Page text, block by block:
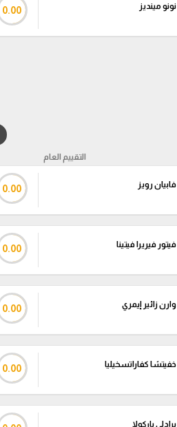
نونو مينديز 0.00
التقييم العام
فابيان رويز 0.00
فيتور فيريرا فيتينا 0.00
وارن زائير إيمري 0.00
خفيتشا كفاراتسخيليا 0.00
برادلي باركولا